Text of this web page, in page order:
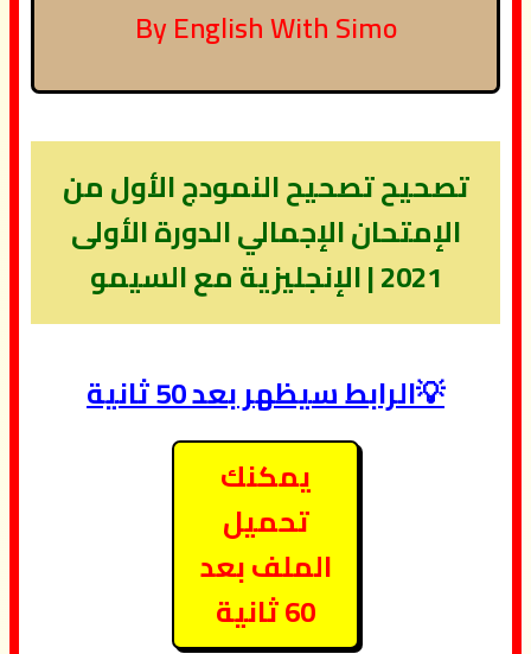
By English With Simo
تصحيح تصحيح النمودج الأول من
الإمتحان الإجمالي الدورة الأولى
2021 | الإنجليزية مع السيمو
💡الرابط سيظهر بعد 50 ثانية
يمكنك
تحميل
الملف بعد
60 ثانية